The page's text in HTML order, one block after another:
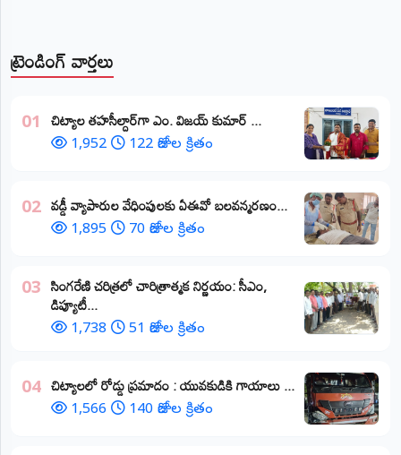
ట్రెండింగ్ వార్తలు
01 ​చిట్యాల తహసీల్దార్‌గా ఎం. విజయ్ కుమార్ ...
1,952 122 రోజుల క్రితం
02 వడ్డీ వ్యాపారుల వేధింపులకు ఏఈవో బలవన్మరణం...
1,895 70 రోజుల క్రితం
03 ​సింగరేణి చరిత్రలో చారిత్రాత్మక నిర్ణయం: సీఎం,
డిప్యూటీ...
1,738 51 రోజుల క్రితం
04 చిట్యాలలో రోడ్డు ప్రమాదం : యువకుడికి గాయాలు ​...
1,566 140 రోజుల క్రితం